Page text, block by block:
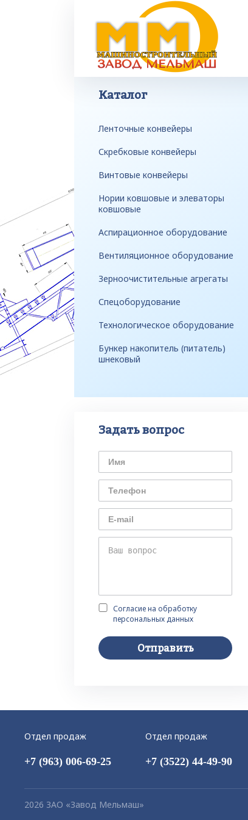
Каталог
Ленточные конвейеры
Скребковые конвейеры
Винтовые конвейеры
Нории ковшовые и элеваторы
ковшовые
Аспирационное оборудование
Вентиляционное оборудование
Зерноочистительные агрегаты
Спецоборудование
Технологическое оборудование
Бункер накопитель (питатель)
шнековый
Задать вопрос
Согласие на обработку
персональных данных
Отправить
Отдел продаж
+7 (963) 006-69-25
Отдел продаж
+7 (3522) 44-49-90
2026 ЗАО «Завод Мельмаш»